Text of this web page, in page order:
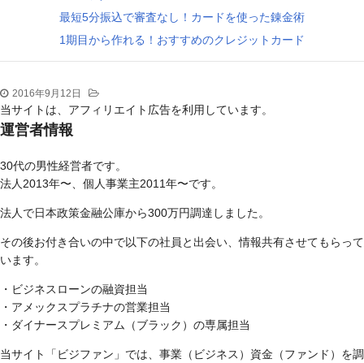
最短5分振込で審査なし！カードを使った錬金術
1期目から作れる！おすすめのクレジットカード
2016年9月12日
当サイトは、アフィリエイト広告を利用しています。
運営者情報
30代の男性経営者です。
法人2013年〜、個人事業主2011年〜です。
法人で日本政策金融公庫から300万円調達しました。
その後お付き合いの中で以下の社員と出会い、情報共有させてもらって
います。
・ビジネスローンの融資担当
・アメックスプラチナの営業担当
・ダイナースプレミアム（ブラック）の専属担当
当サイト「ビジファン」では、事業（ビジネス）資金（ファンド）を調